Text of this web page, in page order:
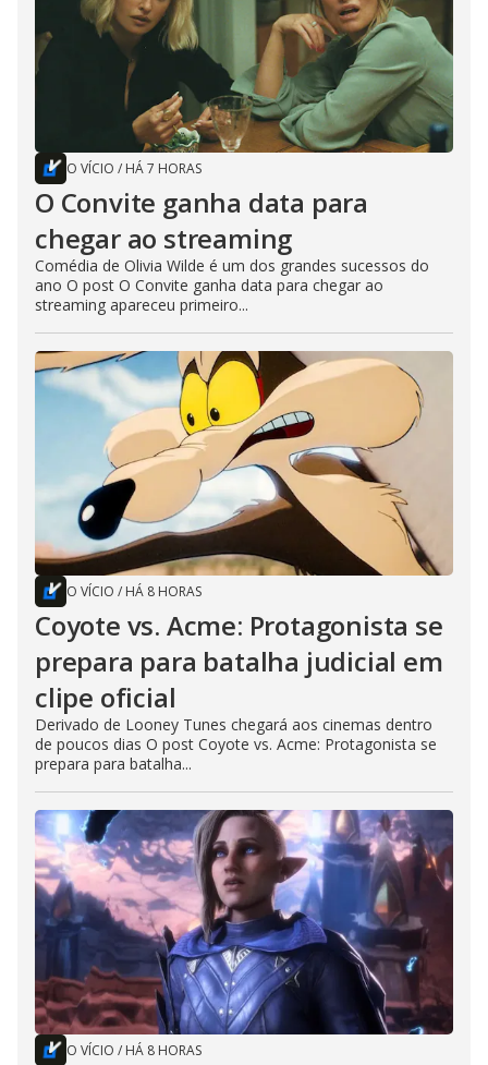
O VÍCIO / HÁ 7 HORAS
O Convite ganha data para
chegar ao streaming
Comédia de Olivia Wilde é um dos grandes sucessos do
ano O post O Convite ganha data para chegar ao
streaming apareceu primeiro...
O VÍCIO / HÁ 8 HORAS
Coyote vs. Acme: Protagonista se
prepara para batalha judicial em
clipe oficial
Derivado de Looney Tunes chegará aos cinemas dentro
de poucos dias O post Coyote vs. Acme: Protagonista se
prepara para batalha...
O VÍCIO / HÁ 8 HORAS